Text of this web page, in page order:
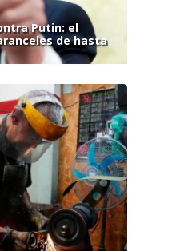
Putin: el
de hasta